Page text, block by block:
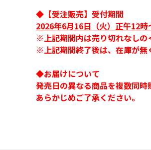
◆【受注販売】受付期間
2026年6月16日（火）正午12
※上記期間内は売り切れなしの
※上記期間終了後は、在庫が無
◆お届けについて
発売日の異なる商品を複数同時
あらかじめご了承ください。